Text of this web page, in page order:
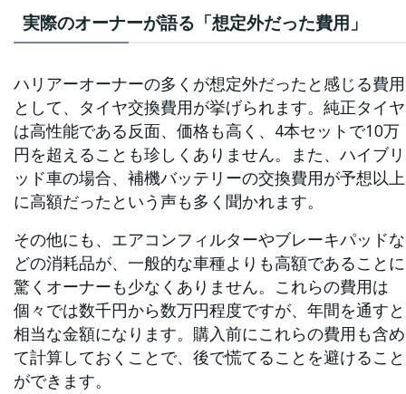
実際のオーナーが語る「想定外だった費用」
ハリアーオーナーの多くが想定外だったと感じる費用
として、タイヤ交換費用が挙げられます。純正タイヤ
は高性能である反面、価格も高く、4本セットで10万
円を超えることも珍しくありません。また、ハイブリ
ッド車の場合、補機バッテリーの交換費用が予想以上
に高額だったという声も多く聞かれます。
その他にも、エアコンフィルターやブレーキパッドな
どの消耗品が、一般的な車種よりも高額であることに
驚くオーナーも少なくありません。これらの費用は
個々では数千円から数万円程度ですが、年間を通すと
相当な金額になります。購入前にこれらの費用も含め
て計算しておくことで、後で慌てることを避けること
ができます。